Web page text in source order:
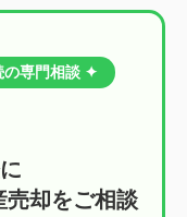
の専門相談 ✦
売却をご相談